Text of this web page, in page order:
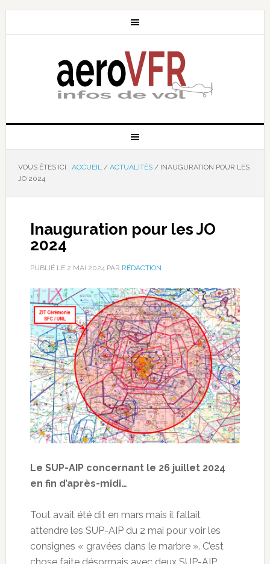
VOUS ÊTES ICI : ACCUEIL / ACTUALITÉS /INAUGURATION POUR LES
JO 2024
Inauguration pour les JO
2024
PUBLIÉ LE 2 MAI 2024PAR RÉDACTION
Le SUP-AIP concernant le 26 juillet 2024
en fin d’après-midi…
Tout avait été dit en mars mais il fallait
attendre les SUP-AIP du 2 mai pour voir les
consignes « gravées dans le marbre ». C’est